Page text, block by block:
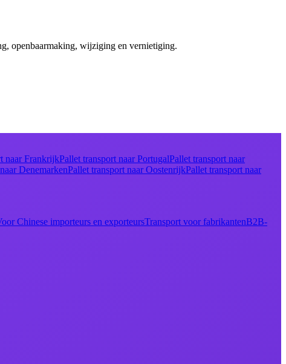
openbaarmaking, wijziging en vernietiging.
naar FrankrijkPallet transport naar PortugalPallet transport naar
DenemarkenPallet transport naar OostenrijkPallet transport naar
Chinese importeurs en exporteursTransport voor fabrikantenB2B-